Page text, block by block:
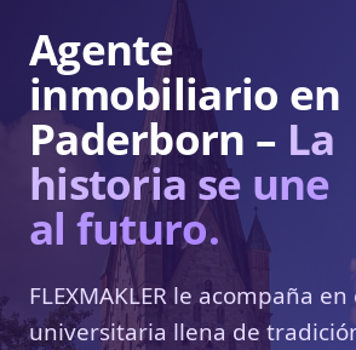
Agente
inmobiliario en
Paderborn – La
historia se une
al futuro.
FLEXMAKLER le acompaña
universitaria llena de